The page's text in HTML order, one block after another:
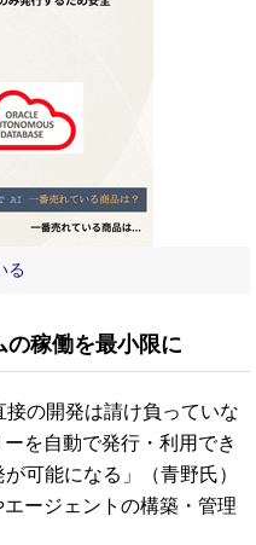
る
の稼働を最小限に
の開発は請け負っていな
を自動で発行・利用でき
可能になる」（青野氏）
ージェントの構築・管理